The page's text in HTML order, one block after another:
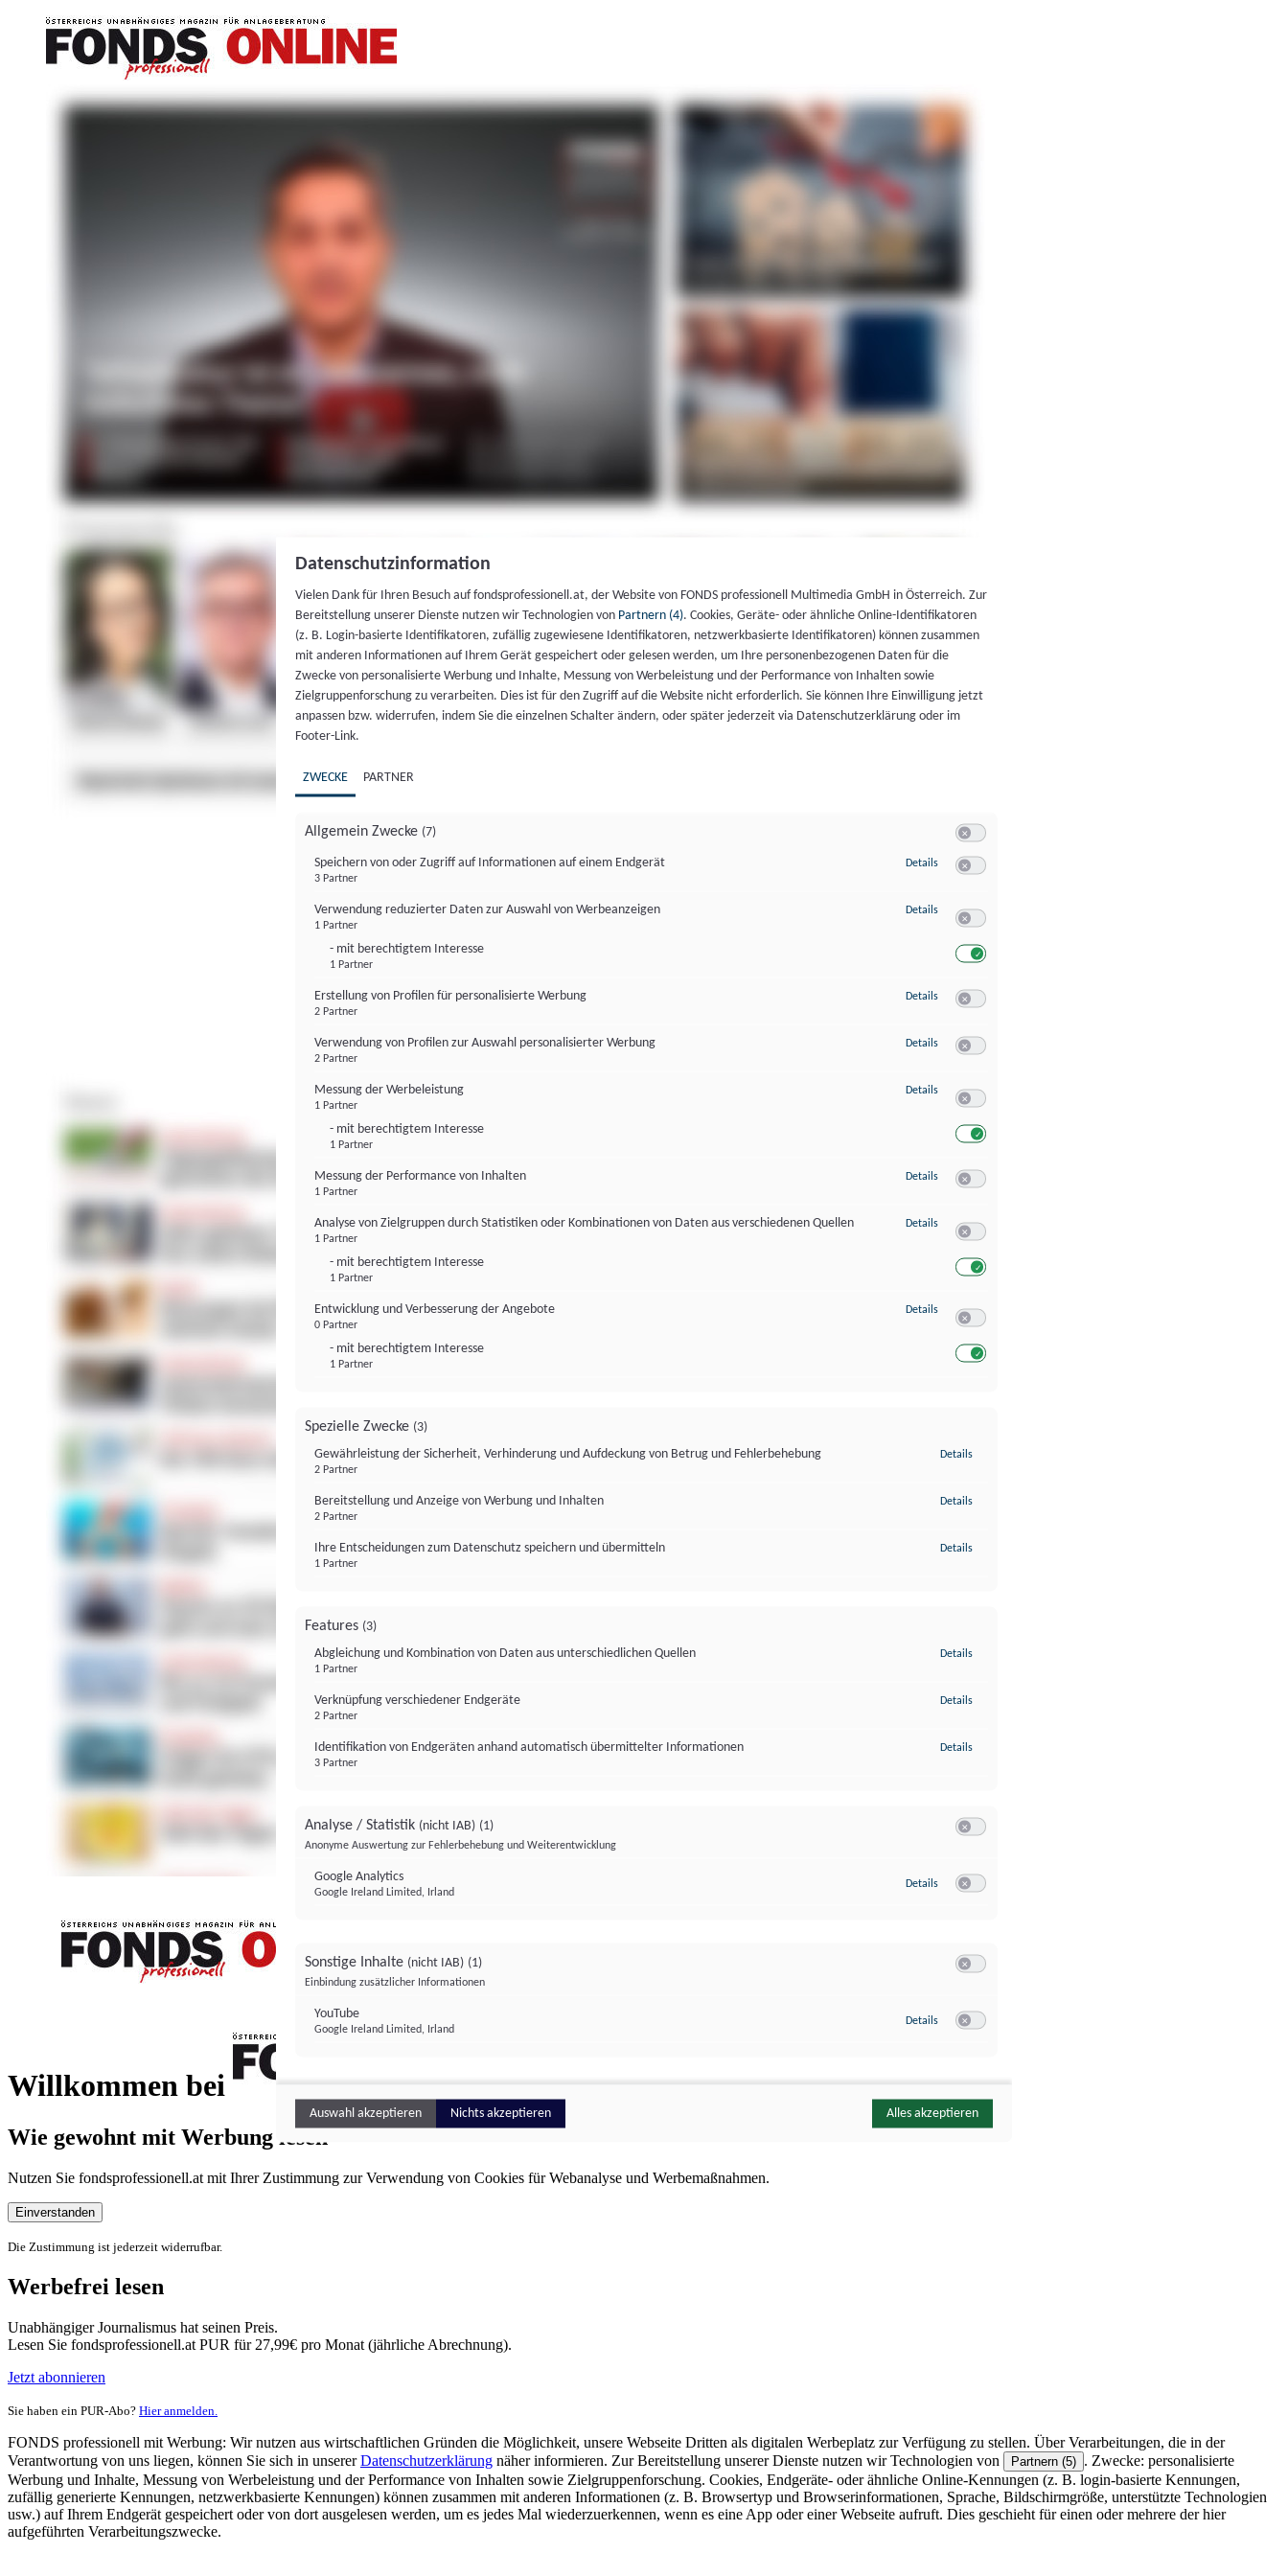
Willkommen bei
FONDS professionell
Wie gewohnt mit Werbung lesen
Nutzen Sie fondsprofessionell.at mit Ihrer Zustimmung zur Verwendung von Cookies für Webanalyse und Werbemaßnahmen.
Einverstanden
Die Zustimmung ist jederzeit widerrufbar.
Werbefrei lesen
Unabhängiger Journalismus hat seinen Preis.
Lesen Sie fondsprofessionell.at PUR für 27,99€ pro Monat (jährliche Abrechnung).
Jetzt abonnieren
Sie haben ein PUR-Abo? Hier anmelden.
FONDS professionell mit Werbung: Wir nutzen aus wirtschaftlichen Gründen die Möglichkeit, unsere Webseite Dritten als digitalen Werbeplatz zur Verfügung zu stellen. Über Verarbeitungen, die in der
Verantwortung von uns liegen, können Sie sich in unsererDatenschutzerklärung näher informieren. Zur Bereitstellung unserer Dienste nutzen wir Technologien von Partnern (5) . Zwecke: personalisierte
Werbung und Inhalte, Messung von Werbeleistung und der Performance von Inhalten sowie Zielgruppenforschung. Cookies, Endgeräte- oder ähnliche Online-Kennungen (z. B. login-basierte Kennungen,
zufällig generierte Kennungen, netzwerkbasierte Kennungen) können zusammen mit anderen Informationen (z. B. Browsertyp und Browserinformationen, Sprache, Bildschirmgröße, unterstützte Technologien
usw.) auf Ihrem Endgerät gespeichert oder von dort ausgelesen werden, um es jedes Mal wiederzuerkennen, wenn es eine App oder einer Webseite aufruft. Dies geschieht für einen oder mehrere der hier
aufgeführten Verarbeitungszwecke.
Datenschutzinformation
Vielen Dank für Ihren Besuch auf fondsprofessionell.at, der Website von FONDS professionell Multimedia GmbH in Österreich. Zur
Bereitstellung unserer Dienste nutzen wir Technologien von Partnern (4). Cookies, Geräte- oder ähnliche Online-Identifikatoren
(z. B. Login-basierte Identifikatoren, zufällig zugewiesene Identifikatoren, netzwerkbasierte Identifikatoren) können zusammen
mit anderen Informationen auf Ihrem Gerät gespeichert oder gelesen werden, um Ihre personenbezogenen Daten für die
Zwecke von personalisierte Werbung und Inhalte, Messung von Werbeleistung und der Performance von Inhalten sowie
Zielgruppenforschung zu verarbeiten. Dies ist für den Zugriff auf die Website nicht erforderlich. Sie können Ihre Einwilligung jetzt
anpassen bzw. widerrufen, indem Sie die einzelnen Schalter ändern, oder später jederzeit via Datenschutzerklärung oder im
Footer-Link.
ZWECKE PARTNER
Allgemein Zwecke (7)
Speichern von oder Zugriff auf Informationen auf einem Endgerät
3 Partner
Details zu Speichern von oder Zugriff auf Informationen auf einem Endgerät
Verwendung reduzierter Daten zur Auswahl von Werbeanzeigen
1 Partner
- mit berechtigtem Interesse
1 Partner
Details zu Verwendung reduzierter Daten zur Auswahl von Werbeanzeigen
Erstellung von Profilen für personalisierte Werbung
2 Partner
Details zu Erstellung von Profilen für personalisierte Werbung
Verwendung von Profilen zur Auswahl personalisierter Werbung
2 Partner
Details zu Verwendung von Profilen zur Auswahl personalisierter Werbung
Messung der Werbeleistung
1 Partner
- mit berechtigtem Interesse
1 Partner
Details zu Messung der Werbeleistung
Messung der Performance von Inhalten
1 Partner
Details zu Messung der Performance von Inhalten
Analyse von Zielgruppen durch Statistiken oder Kombinationen von Daten aus verschiedenen Quellen
1 Partner
- mit berechtigtem Interesse
1 Partner
Details zu Analyse von Zielgruppen durch Statistiken oder Kombinationen von
Entwicklung und Verbesserung der Angebote
0 Partner
- mit berechtigtem Interesse
1 Partner
Details zu Entwicklung und Verbesserung der Angebote
Spezielle Zwecke (3)
Gewährleistung der Sicherheit, Verhinderung und Aufdeckung von Betrug und Fehlerbehebung
2 Partner
Details
Bereitstellung und Anzeige von Werbung und Inhalten
2 Partner
Details
Ihre Entscheidungen zum Datenschutz speichern und übermitteln
1 Partner
Details
Features (3)
Abgleichung und Kombination von Daten aus unterschiedlichen Quellen
1 Partner
Details
Verknüpfung verschiedener Endgeräte
2 Partner
Details
Identifikation von Endgeräten anhand automatisch übermittelter Informationen
3 Partner
Details
Analyse / Statistik (nicht IAB) (1)
Anonyme Auswertung zur Fehlerbehebung und Weiterentwicklung
Google Analytics
Google Ireland Limited, Irland
Details zu Google Analytics
Sonstige Inhalte (nicht IAB) (1)
Einbindung zusätzlicher Informationen
YouTube
Google Ireland Limited, Irland
Details zu YouTube
Auswahl akzeptieren Nichts akzeptieren Alles akzeptieren